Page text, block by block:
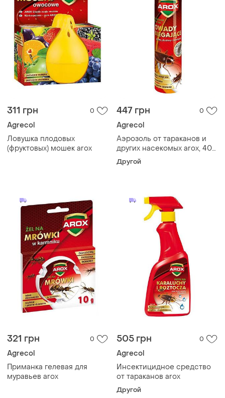
311 грн 0
Agrecol
Ловушка плодовых
(фруктовых) мошек arox
447 грн 0
Agrecol
Аэрозоль от тараканов и
других насекомых arox, 400
мл
Другой
321 грн 0
Agrecol
Приманка гелевая для
муравьев arox
505 грн 0
Agrecol
Инсектицидное средство
от тараканов arox
Другой